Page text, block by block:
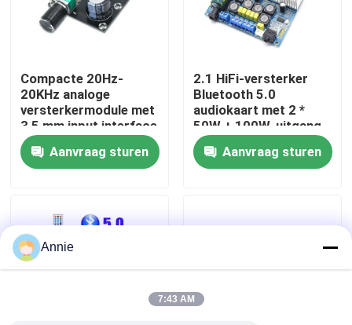
Fabriekstour
Neem contact met ons op
Nieuws
Gevallen
Blog
Compacte 20Hz-
20KHz analoge
versterkermodule met
3,5 mm input interface
en zilveren afwerking
Aanvraag sturen
2.1 HiFi-versterker
Bluetooth 5.0
audiokaart met 2 *
50W + 100W-uitgang
en DC12 ~ 24V-
voedingAanvraag sturen
Annie
7:43 AM